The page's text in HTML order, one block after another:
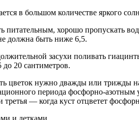
в большом количестве яркого
питательным, хорошо пропускать
должна быть ниже 6,5.
засухи поливать
20 сантиметров.
цветок нужно дважды или трижды
периода фосфорно-
третья ― когда куст отцветет
и детками.